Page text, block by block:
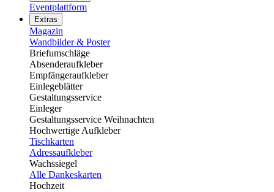
Eventplattform
Extras
Magazin
Wandbilder & Poster
Briefumschläge
Absenderaufkleber
Empfängeraufkleber
Einlegeblätter
Gestaltungsservice
Einleger
Gestaltungsservice Weihnachten
Hochwertige Aufkleber
Tischkarten
Adressaufkleber
Wachssiegel
Alle Dankeskarten
Hochzeit